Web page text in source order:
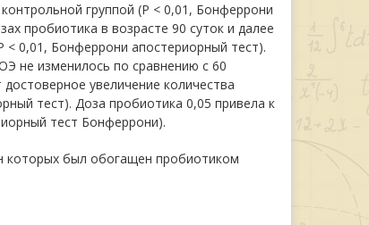
группой (P < 0,01, Бонферрони
пробиотика в возрасте 90 суток и далее
< 0,01, Бонферрони апостериорный тест).
не изменилось по сравнению с 60
увеличение количества
тест). Доза пробиотика 0,05 привела к
тест Бонферрони).
которых был обогащен пробиотиком